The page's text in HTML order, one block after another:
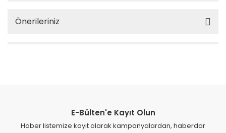
Önerileriniz
E-Bülten'e Kayıt Olun
Haber listemize kayıt olarak kampanyalardan, haberdar